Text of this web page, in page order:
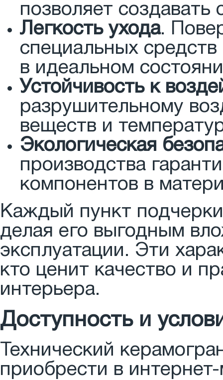
позволяет
Легкость ухода.
специальных
в идеальном
Устойчивость к
разрушительному
веществ и
Экологическая
производства
компонентов в
Каждый пункт
делая его выгодным
эксплуатации. Эти
кто ценит качество и
интерьера.
Доступность и
Технический
приобрести в